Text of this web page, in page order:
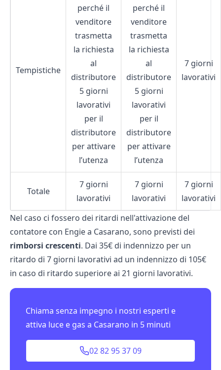
Tempistiche
perché il
venditore
trasmetta
la richiesta
al
distributore
5 giorni
lavorativi
per il
distributore
per attivare
l’utenza
perché il
venditore
trasmetta
la richiesta
al
distributore
5 giorni
lavorativi
per il
distributore
per attivare
l’utenza
7 giorni
lavorativi
Totale
7 giorni
lavorativi
7 giorni
lavorativi
7 giorni
lavorativi
Nel caso ci fossero dei ritardi nell'attivazione del
contatore con Engie a Casarano, sono previsti dei
rimborsi crescenti. Dai 35€ di indennizzo per un
ritardo di 7 giorni lavorativi ad un indennizzo di 105€
in caso di ritardo superiore ai 21 giorni lavorativi.
Chiama senza impegno i nostri esperti e
attiva luce e gas a Casarano in 5 minuti
02 82 95 37 09